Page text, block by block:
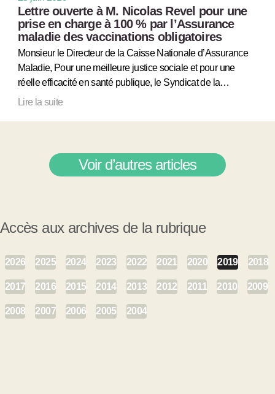
Lettre ouverte à M. Nicolas Revel pour une
prise en charge à 100 % par l’Assurance
maladie des vaccinations obligatoires
Monsieur le Directeur de la Caisse Nationale d’Assurance
Maladie, Pour une meilleure justice sociale et pour une
réelle efficacité en santé publique, le Syndicat de la…
Lire la suite
Voir d’autres articles
Accès aux archives de la rubrique
2026 2025 2024 2023 2022 2021 2020 2019 2018
2017 2016 2015 2014 2013 2012 2011 2010 2009
2008 2007 2006 2005 2004